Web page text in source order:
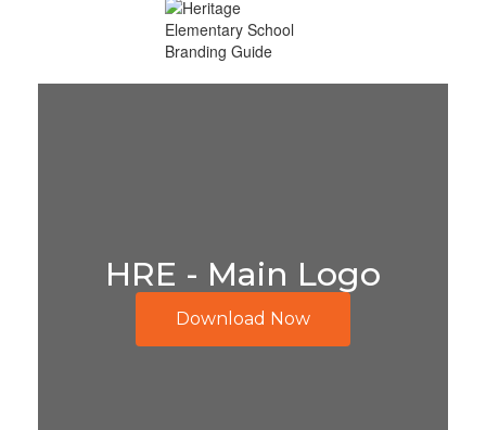
BRANDING
MATERIALS
HRE - Main Logo
Download Now